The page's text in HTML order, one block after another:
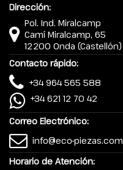
Dirección:
Pol. Ind. Miralcamp
Camí Miralcamp, 65
12200 Onda (Castellón)
Contacto rápido:
+34 964 565 588
+34 621 12 70 42
Correo Electrónico:
info@eco-piezas.com
Horario de Atención: